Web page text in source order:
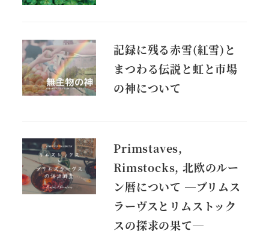
記録に残る赤雪(紅雪)と
まつわる伝説と虹と市場
の神について
Primstaves,
Rimstocks, 北欧のルー
ン暦について ―ブリムス
ラーヴスとリムストック
スの探求の果て―